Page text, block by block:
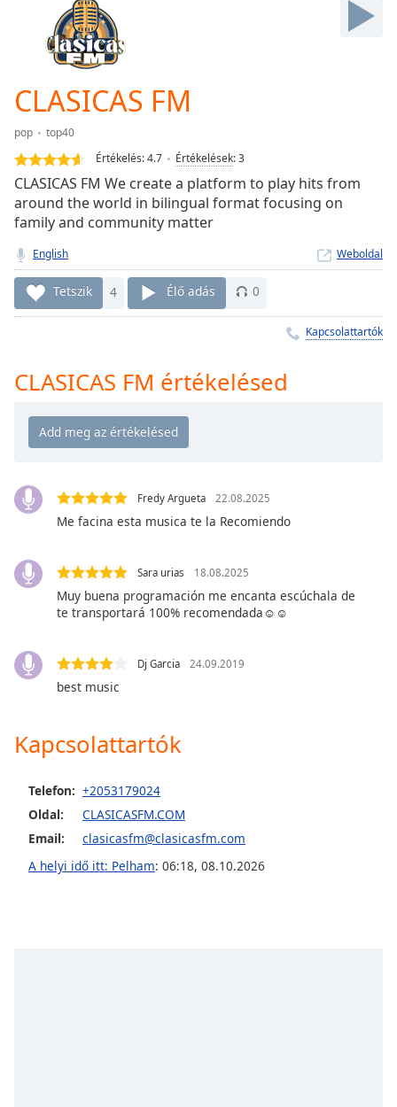
Forward
Current
Time 0:00
Duration
Loaded:
0.00%
Stream
TypeLIVE
live,
currently
behind
LIVE
Remaining
Playback
Rate
Chapters
descriptions
off
selected
subtitles
settings,
settings
subtitles
off,
selected
Audio
Track
CLASICAS FM
pop
top40
Értékelés:4.7 Értékelések:3
CLASICAS FM We create a platform to play hits from
around the world in bilingual format focusing on
family and community matter
English Weboldal
Tetszik 4 Élő adás 0
Kapcsolattartók
CLASICAS FM értékelésed
Fredy Argueta 22.08.2025
Me facina esta musica te la Recomiendo
Sara urias 18.08.2025
Muy buena programación me encanta escúchala de
te transportará 100% recomendada☺️☺️
Dj Garcia 24.09.2019
best music
Kapcsolattartók
Telefon: +2053179024
Oldal:
CLASICASFM.COM
Email:
clasicasfm@clasicasfm.com
A helyi idő itt: Pelham: 06:18, 08.10.2026